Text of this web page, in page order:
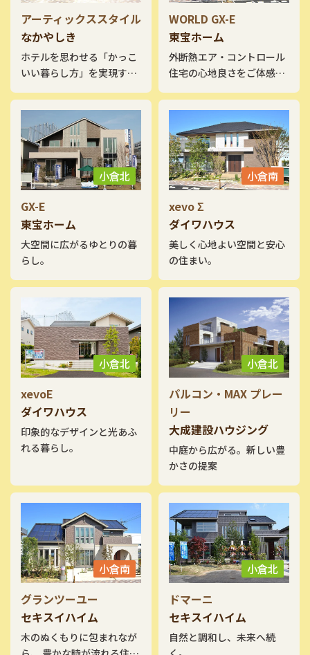
アーティックススタイル
なかやしき
ホテルを思わせる「かっこ
いい暮らし方」を実現す
WORLD GX-E
東宝ホーム
外断熱エア・コントロール
住宅の心地良さをご体感下
小倉北
GX-E
東宝ホーム
大空間に広がるゆとりの暮
らし。
小倉南
xevo Σ
ダイワハウス
美しく心地よい空間と安心
の住まい。
小倉北
xevoE
ダイワハウス
印象的なデザインと光あふ
れる暮らし。
小倉北
パルコン・MAX プレー
リー
大成建設ハウジング
中庭から広がる。新しい豊
かさの提案
小倉南
グランツーユー
セキスイハイム
木のぬくもりに包まれなが
小倉北
ドマーニ
セキスイハイム
自然と調和し、未来へ続